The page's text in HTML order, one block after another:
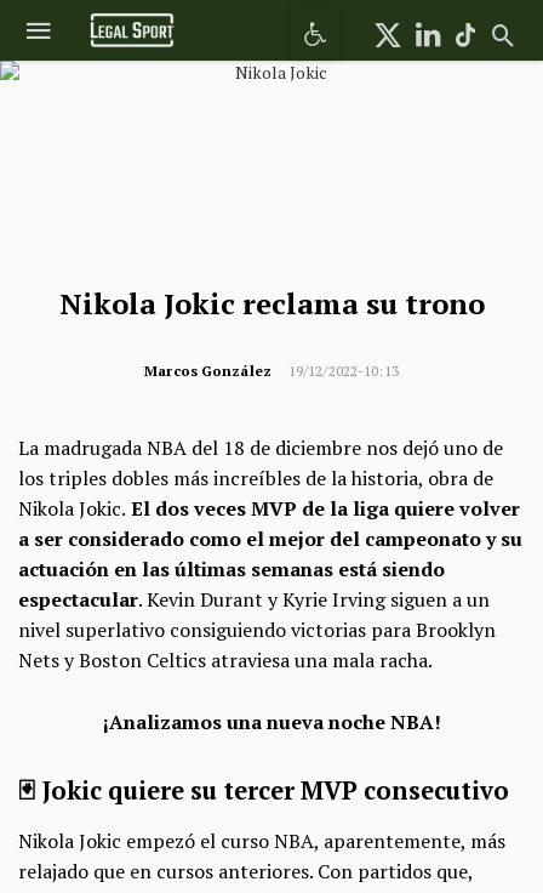
Abrir barra de herramientas
Nikola Jokic reclama su trono
Marcos González 19/12/2022-10:13
La madrugada NBA del 18 de diciembre nos dejó uno de
los triples dobles más increíbles de la historia, obra de
Nikola Jokic. El dos veces MVP de la liga quiere volver
a ser considerado como el mejor del campeonato y su
actuación en las últimas semanas está siendo
espectacular. Kevin Durant y Kyrie Irving siguen a un
nivel superlativo consiguiendo victorias para Brooklyn
Nets y Boston Celtics atraviesa una mala racha.
¡Analizamos una nueva noche NBA!
🃏 Jokic quiere su tercer MVP consecutivo
Nikola Jokic empezó el curso NBA, aparentemente, más
relajado que en cursos anteriores. Con partidos que,